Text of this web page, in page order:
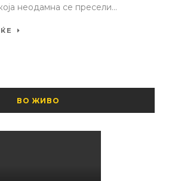
неодамна се пресели...
ВО ЖИВО